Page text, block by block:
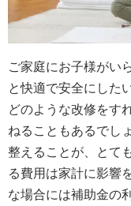
ご家庭にお子様がい
と快適で安全にした
どのような改修をす
ねることもあるでし
整えることが、とて
る費用は家計に影響
な場合には補助金の